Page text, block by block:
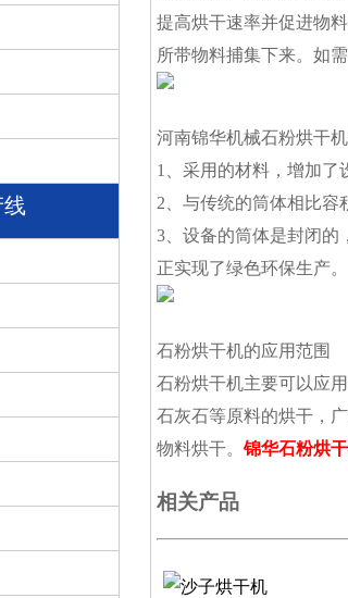
线
提高烘干速率并促进物
所带物料捕集下来。如
河南锦华机械石粉烘干
1、采用的材料，增加了
2、与传统的筒体相比容
3、设备的筒体是封闭的
正实现了绿色环保生产。
石粉烘干机的应用范围
石粉烘干机主要可以应
石灰石等原料的烘干，
物料烘干。 锦华石粉烘干
相关产品